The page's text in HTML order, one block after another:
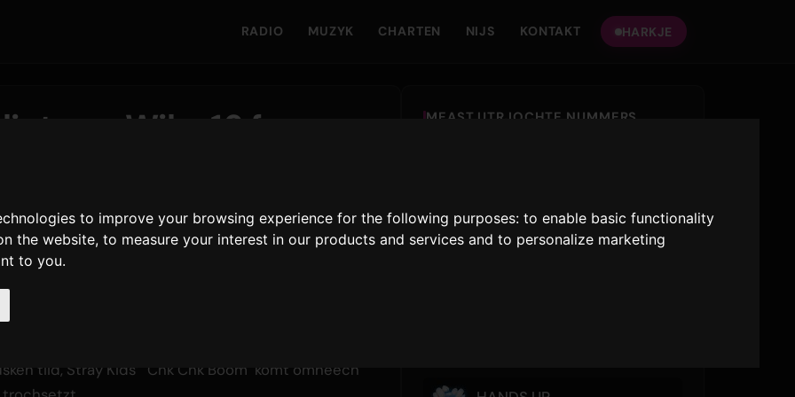
to improve your browsing experience for the following purposes:to enable basic functionality
the website,to measure your interest in our products and services and to personalize marketing
to you.
RADIO MUZYK CHARTEN NIJS KONTAKT HARKJE
- Wike 16 fan
Charts
"APT." fan ROSÉ en Bruno Mars dy't har plak op
Jimin's "Who" hâldt stevich op 'e twadde plak,
hâldt. De klim fan "Born Again" mei Doja Cat &
tiid, Stray Kids’ "Chk Chk Boom" komt omheech
MEAST UTRJOCHTE NUMMERS
SWIM
BTS